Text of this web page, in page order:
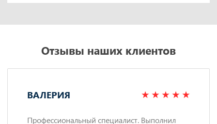
Отзывы наших клиентов
ВАЛЕРИЯ
Профессиональный специалист. Выполнил